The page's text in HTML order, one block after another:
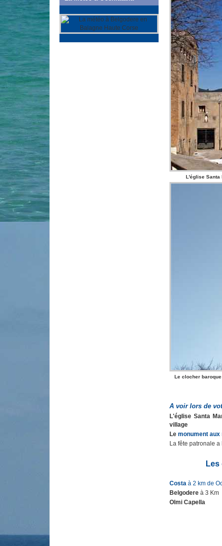
L'église Santa
L e clocher
A voir lors de
L'église Santa
village
Le monument aux
La fête patronale
Costa à 2 km de
Belgodere à 3 Km
Olmi Capella